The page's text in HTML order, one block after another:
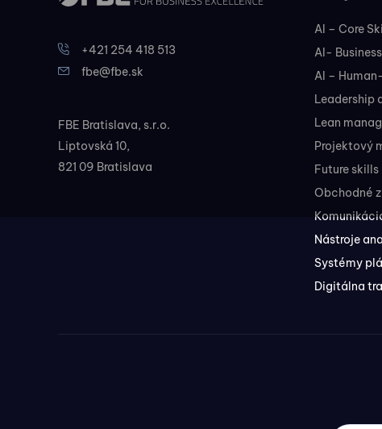
+421 254 418 513
fbe@fbe.sk
FBE Bratislava, s.r.o.
Liptovská 10,
821 09 Bratislava
AI – Core
AI-
AI –
Leadership
Lean
Projektový
Future skills
Obchodné
Nástroje
Systémy
Digitálna